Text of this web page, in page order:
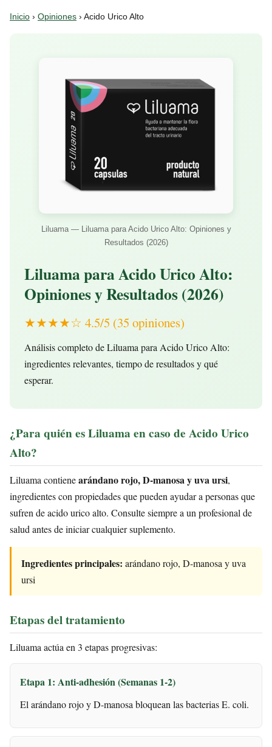
Inicio › Opiniones › Acido Urico Alto
Liluama — Liluama para Acido Urico Alto: Opiniones y
Resultados (2026)
Liluama para Acido Urico Alto:
Opiniones y Resultados (2026)
★★★★☆ 4.5/5 (35 opiniones)
Análisis completo de Liluama para Acido Urico Alto:
ingredientes relevantes, tiempo de resultados y qué
esperar.
¿Para quién es Liluama en caso de Acido Urico
Alto?
Liluama contienearándano rojo, D-manosa y uva ursi,
ingredientes con propiedades que pueden ayudar a personas que
sufren de acido urico alto. Consulte siempre a un profesional de
salud antes de iniciar cualquier suplemento.
Ingredientes principales: arándano rojo, D-manosa y uva
ursi
Etapas del tratamiento
Liluama actúa en 3 etapas progresivas:
Etapa 1: Anti-adhesión (Semanas 1-2)
El arándano rojo y D-manosa bloquean las bacterias E. coli.